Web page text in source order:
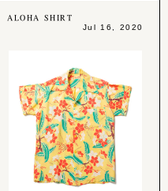
ALOHA SHIRT
Jul 16, 2020